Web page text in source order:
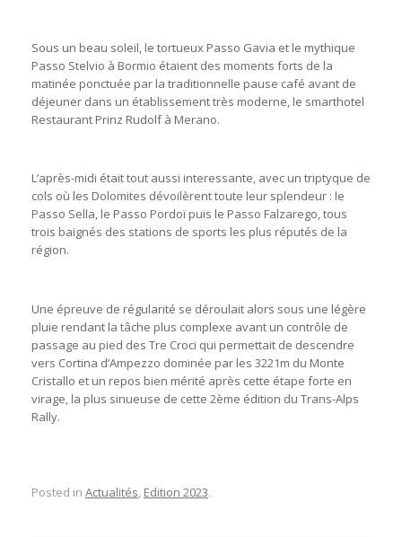
Sous un beau soleil, le tortueux Passo Gavia et le mythique
Passo Stelvio à Bormio étaient des moments forts de la
matinée ponctuée par la traditionnelle pause café avant de
déjeuner dans un établissement très moderne, le smarthotel
Restaurant Prinz Rudolf à Merano.
L’après-midi était tout aussi interessante, avec un triptyque de
cols où les Dolomites dévoilèrent toute leur splendeur : le
Passo Sella, le Passo Pordoï puis le Passo Falzarego, tous
trois baignés des stations de sports les plus réputés de la
région.
Une épreuve de régularité se déroulait alors sous une légère
pluie rendant la tâche plus complexe avant un contrôle de
passage au pied des Tre Croci qui permettait de descendre
vers Cortina d’Ampezzo dominée par les 3221m du Monte
Cristallo et un repos bien mérité après cette étape forte en
virage, la plus sinueuse de cette 2ème édition du Trans-Alps
Rally.
Posted in Actualités, Edition 2023.